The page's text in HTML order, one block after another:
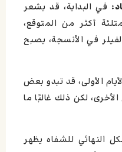
في البداية، قد يشعر
أكثر من المتوقع،
في الأنسجة، يصبح
الأولى، قد تبدو بعض
لكن ذلك غالبًا ما
النهائي للشفاه يظهر